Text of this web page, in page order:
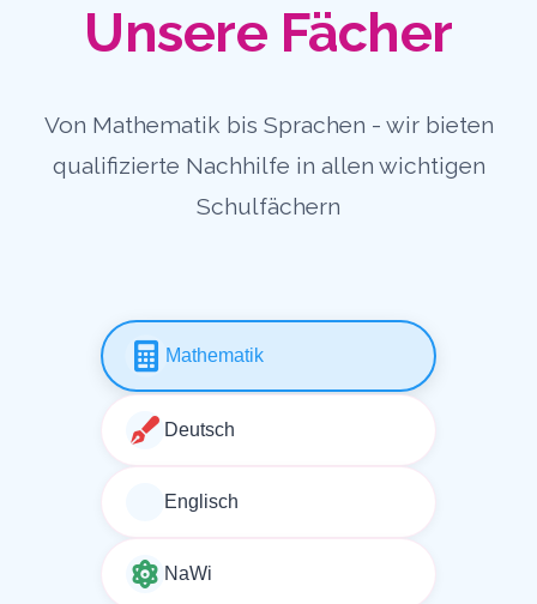
Unsere Fächer
Von Mathematik bis Sprachen - wir bieten
qualifizierte Nachhilfe in allen wichtigen
Schulfächern
Mathematik
Deutsch
Englisch
NaWi